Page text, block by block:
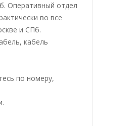
Оперативный отдел
во все
и СПб.
кабель
по номеру,